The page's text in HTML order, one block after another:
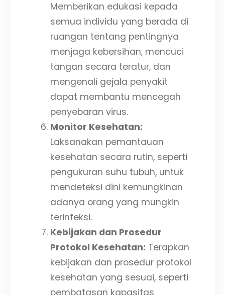
Memberikan edukasi kepada
semua individu yang berada di
ruangan tentang pentingnya
menjaga kebersihan, mencuci
tangan secara teratur, dan
mengenali gejala penyakit
dapat membantu mencegah
penyebaran virus.
Monitor Kesehatan:
Laksanakan pemantauan
kesehatan secara rutin, seperti
pengukuran suhu tubuh, untuk
mendeteksi dini kemungkinan
adanya orang yang mungkin
terinfeksi.
Kebijakan dan Prosedur
Protokol Kesehatan: Terapkan
kebijakan dan prosedur protokol
kesehatan yang sesuai, seperti
pembatasan kapasitas